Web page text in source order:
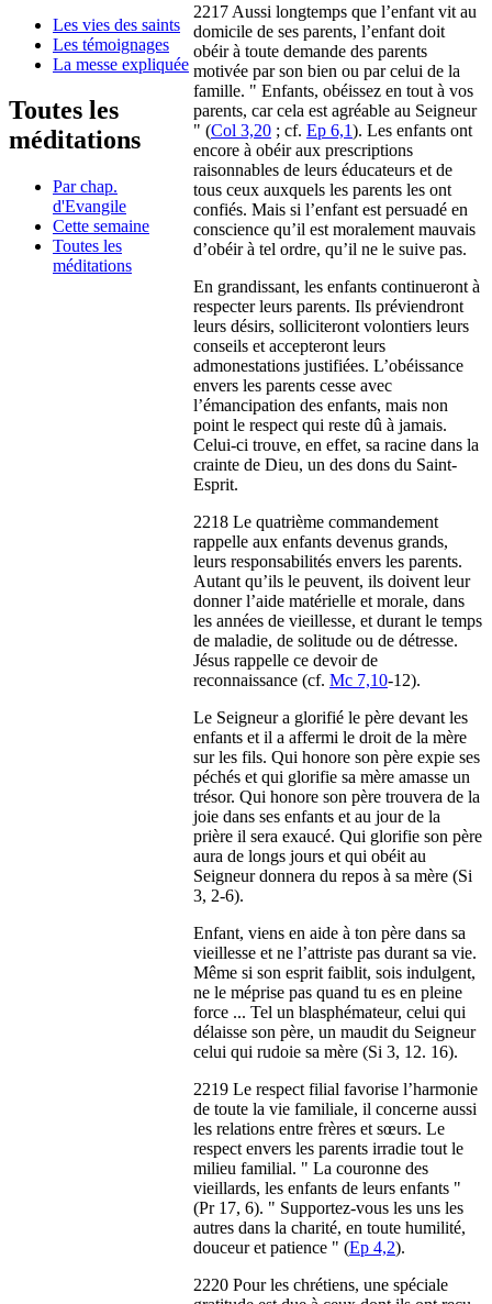
Les vies des saints
Les témoignages
La messe expliquée
Toutes les
méditations
Par chap.
d'Evangile
Cette semaine
Toutes les
méditations
2217 Aussi longtemps que l’enfant vit au
domicile de ses parents, l’enfant doit
obéir à toute demande des parents
motivée par son bien ou par celui de la
famille. " Enfants, obéissez en tout à vos
parents, car cela est agréable au Seigneur
" (Col 3,20 ; cf. Ep 6,1). Les enfants ont
encore à obéir aux prescriptions
raisonnables de leurs éducateurs et de
tous ceux auxquels les parents les ont
confiés. Mais si l’enfant est persuadé en
conscience qu’il est moralement mauvais
d’obéir à tel ordre, qu’il ne le suive pas.
En grandissant, les enfants continueront à
respecter leurs parents. Ils préviendront
leurs désirs, solliciteront volontiers leurs
conseils et accepteront leurs
admonestations justifiées. L’obéissance
envers les parents cesse avec
l’émancipation des enfants, mais non
point le respect qui reste dû à jamais.
Celui-ci trouve, en effet, sa racine dans la
crainte de Dieu, un des dons du Saint-
Esprit.
2218 Le quatrième commandement
rappelle aux enfants devenus grands,
leurs responsabilités envers les parents.
Autant qu’ils le peuvent, ils doivent leur
donner l’aide matérielle et morale, dans
les années de vieillesse, et durant le temps
de maladie, de solitude ou de détresse.
Jésus rappelle ce devoir de
reconnaissance (cf. Mc 7,10-12).
Le Seigneur a glorifié le père devant les
enfants et il a affermi le droit de la mère
sur les fils. Qui honore son père expie ses
péchés et qui glorifie sa mère amasse un
trésor. Qui honore son père trouvera de la
joie dans ses enfants et au jour de la
prière il sera exaucé. Qui glorifie son père
aura de longs jours et qui obéit au
Seigneur donnera du repos à sa mère (Si
3, 2-6).
Enfant, viens en aide à ton père dans sa
vieillesse et ne l’attriste pas durant sa vie.
Même si son esprit faiblit, sois indulgent,
ne le méprise pas quand tu es en pleine
force ... Tel un blasphémateur, celui qui
délaisse son père, un maudit du Seigneur
celui qui rudoie sa mère (Si 3, 12. 16).
2219 Le respect filial favorise l’harmonie
de toute la vie familiale, il concerne aussi
les relations entre frères et sœurs. Le
respect envers les parents irradie tout le
milieu familial. " La couronne des
vieillards, les enfants de leurs enfants "
(Pr 17, 6). " Supportez-vous les uns les
autres dans la charité, en toute humilité,
douceur et patience " (Ep 4,2).
2220 Pour les chrétiens, une spéciale